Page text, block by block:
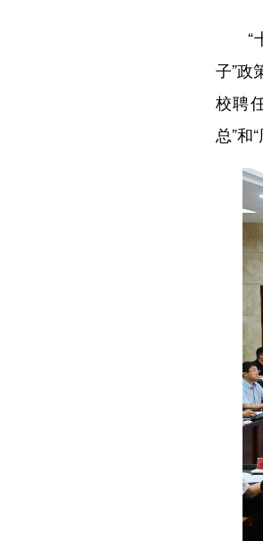
“十
子”政
校聘
总”和